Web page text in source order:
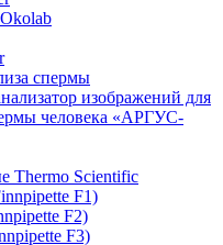
спермы
изображений для
человека «АРГУС-
Thermo Scientific
F1)
F2)
F3)